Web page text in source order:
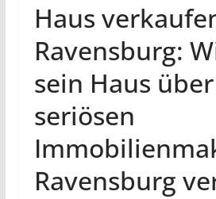
Haus
Ravensburg:
sein Haus
seriösen
Ravensburg